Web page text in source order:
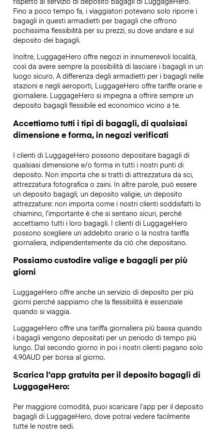
Fino a poco tempo fa, i viaggiatori potevano solo riporre i
bagagli in questi armadietti per bagagli che offrono
pochissima flessibilità per su prezzi, su dove andare e sul
deposito dei bagagli.
Inoltre, LuggageHero offre negozi in innumerevoli località,
così da avere sempre la possibilità di lasciare i bagagli in un
luogo sicuro. A differenza degli armadietti per i bagagli nelle
stazioni e negli aeroporti, LuggageHero offre tariffe orarie e
giornaliere. LuggageHero si impegna a offrire sempre un
deposito bagagli flessibile ed economico vicino a te.
Accettiamo tutti i tipi di bagagli, di qualsiasi
dimensione e forma, in negozi verificati
I clienti di LuggageHero possono depositare bagagli di
qualsiasi dimensione e/o forma in tutti i nostri punti di
deposito. Non importa che si tratti di attrezzatura da sci,
attrezzatura fotografica o zaini. In altre parole, può essere
un deposito bagagli, un deposito valigie, un deposito
attrezzature: non importa come i nostri clienti soddisfatti lo
chiamino, l’importante è che si sentano sicuri, perché
accettiamo tutti i loro bagagli. I clienti di LuggageHero
possono scegliere un addebito orario o la nostra tariffa
giornaliera, indipendentemente da ciò che depositano.
Possiamo custodire valige e bagagli per più
giorni
LuggageHero offre anche un servizio di deposito per più
giorni perché sappiamo che la flessibilità è essenziale
quando si viaggia.
LuggageHero offre una tariffa giornaliera più bassa quando
i bagagli vengono depositati per un periodo di tempo più
lungo. Dal secondo giorno in poi i nostri clienti pagano solo
4.90AUD per borsa al giorno.
Scarica l’app gratuita per il deposito bagagli di
LuggageHero:
Per maggiore comodità, puoi scaricare l’app per il deposito
bagagli di LuggageHero, dove potrai vedere facilmente
tutte le nostre sedi.